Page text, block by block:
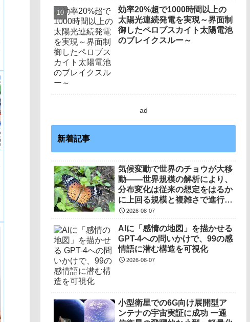
効率20%超で1000時間以上の
太陽光連続発電を実現～界面制
御したペロブスカイト太陽電池
のブレイクスルー～
ad
新着記事
気候変動で世界のチョウが大移
動――世界規模の解析により、
分布変化は従来の想定をはるか
に上回る規模と複雑さで進行し
ていることを解明――
2026-08-07
AIに「感情の地図」を描かせる
GPT-4への問いかけで、99の感
情語に潜む構造を可視化
2026-08-07
小型衛星での6G向け展開型ア
ンテナの宇宙実証に成功 ー通